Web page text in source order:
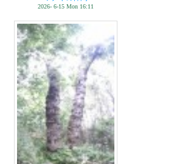
2026- 6-15 Mon 16:11